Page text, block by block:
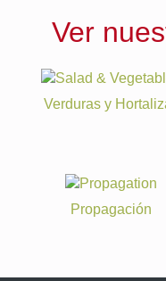
Ver
Verduras y
Propagación